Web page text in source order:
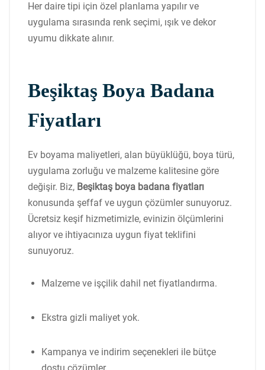
Her daire tipi için özel planlama yapılır ve
uygulama sırasında renk seçimi, ışık ve dekor
uyumu dikkate alınır.
Beşiktaş Boya Badana
Fiyatları
Ev boyama maliyetleri, alan büyüklüğü, boya türü,
uygulama zorluğu ve malzeme kalitesine göre
değişir. Biz, Beşiktaş boya badana fiyatları
konusunda şeffaf ve uygun çözümler sunuyoruz.
Ücretsiz keşif hizmetimizle, evinizin ölçümlerini
alıyor ve ihtiyacınıza uygun fiyat teklifini
sunuyoruz.
Malzeme ve işçilik dahil net fiyatlandırma.
Ekstra gizli maliyet yok.
Kampanya ve indirim seçenekleri ile bütçe
dostu çözümler.